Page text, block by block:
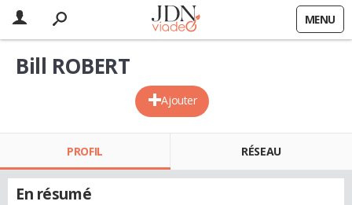
MENU
Ajouter
Bill ROBERT
PROFIL RÉSEAU
En résumé